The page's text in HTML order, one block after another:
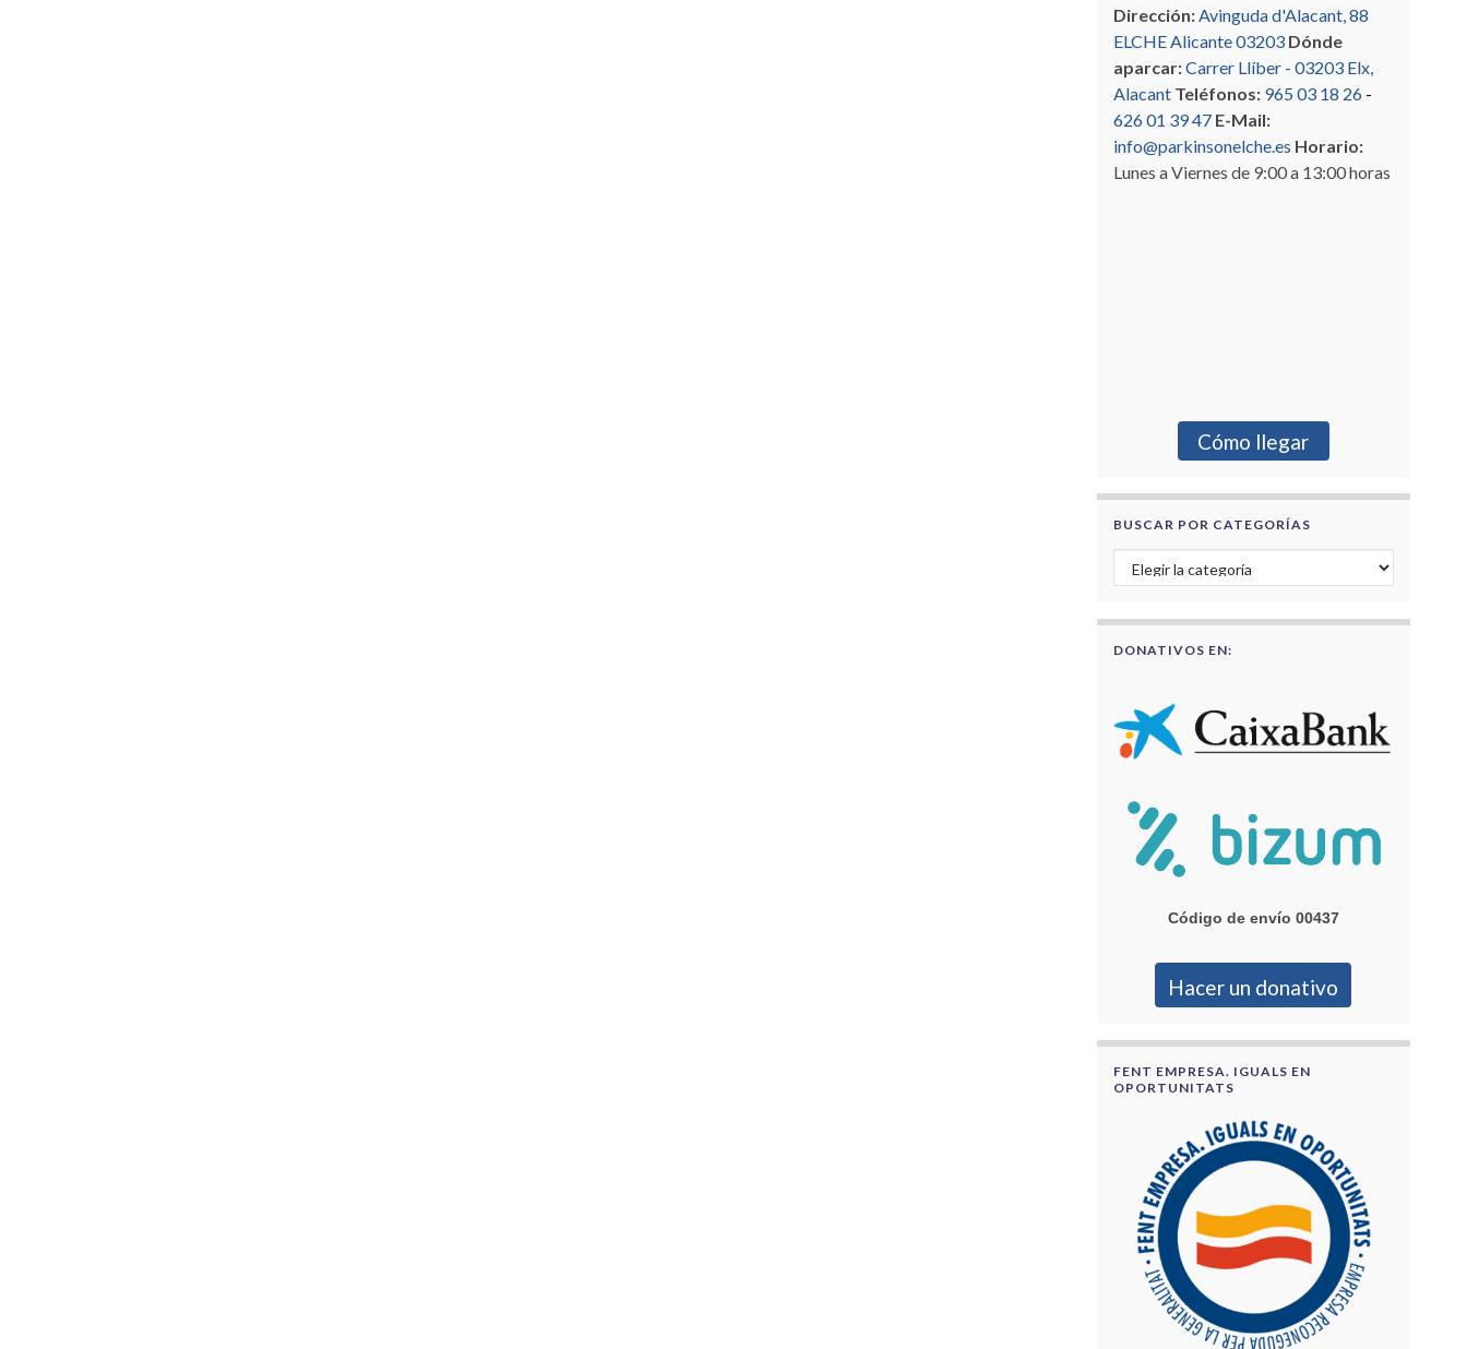
Dirección:Avinguda d'Alacant, 88
ELCHE Alicante 03203 Dónde
aparcar:Carrer Llíber - 03203 Elx,
Alacant Teléfonos: 965 03 18 26-
626 01 39 47 E-Mail:
info@parkinsonelche.es Horario:
Lunes a Viernes de 9:00 a 13:00 horas
Cómo llegar
BUSCAR POR CATEGORÍAS
Buscar por categorías
DONATIVOS EN:
Código de envío 00437
Hacer un donativo
FENT EMPRESA. IGUALS EN
OPORTUNITATS